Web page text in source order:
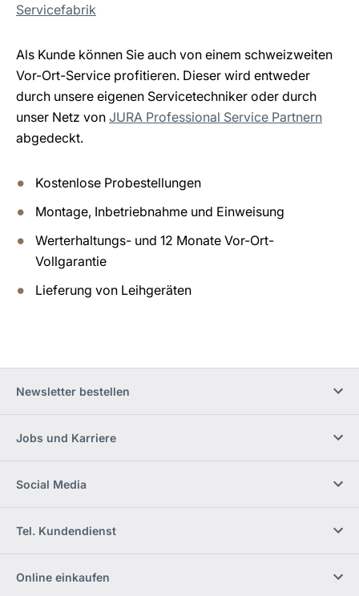
Servicefabrik
Als Kunde können Sie auch von einem schweizweiten
Vor-Ort-Service profitieren. Dieser wird entweder
durch unsere eigenen Servicetechniker oder durch
unser Netz von JURA Professional Service Partnern
abgedeckt.
Kostenlose Probestellungen
Montage, Inbetriebnahme und Einweisung
Werterhaltungs- und 12 Monate Vor-Ort-
Vollgarantie
Lieferung von Leihgeräten
Newsletter bestellen
Jobs und Karriere
Social Media
Tel. Kundendienst
Online einkaufen